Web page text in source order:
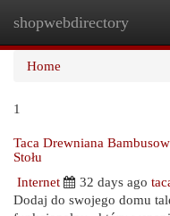
shopwebdirectory
Home
1
Taca Drewniana
Stołu
Internet
32 days ago
Dodaj do swojego domu